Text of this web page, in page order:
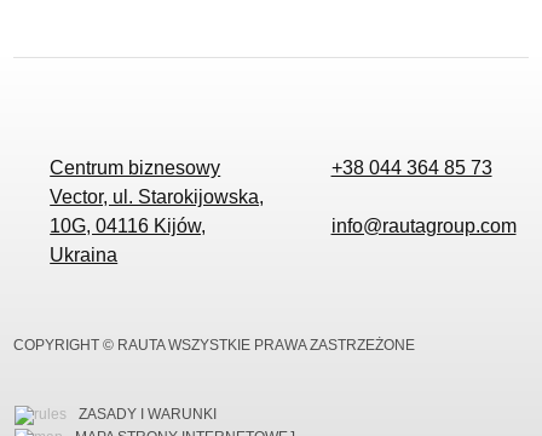
Centrum biznesowy
Vector, ul. Starokijowska,
10G, 04116 Kijów,
Ukraina
+38 044 364 85 73
info@rautagroup.com
COPYRIGHT © RAUTA WSZYSTKIE PRAWA ZASTRZEŻONE
ZASADY I WARUNKI